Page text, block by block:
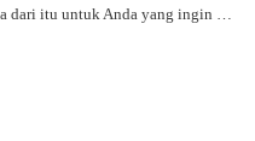
dari itu untuk Anda yang ingin …